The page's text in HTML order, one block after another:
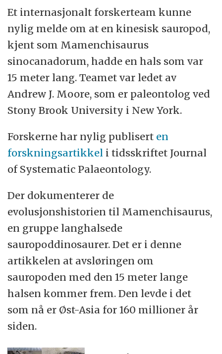
Et internasjonalt forskerteam kunne
nylig melde om at en kinesisk sauropod,
kjent som Mamenchisaurus
sinocanadorum, hadde en hals som var
15 meter lang. Teamet var ledet av
Andrew J. Moore, som er paleontolog ved
Stony Brook University i New York.
Forskerne har nylig publisert en
forskningsartikkel i tidsskriftet Journal
of Systematic Palaeontology.
Der dokumenterer de
evolusjonshistorien til Mamenchisaurus,
en gruppe langhalsede
sauropoddinosaurer. Det er i denne
artikkelen at avsløringen om
sauropoden med den 15 meter lange
halsen kommer frem. Den levde i det
som nå er Øst-Asia for 160 millioner år
siden.